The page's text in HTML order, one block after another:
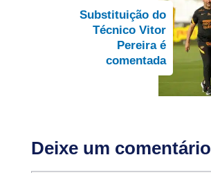
Substituição do
Técnico Vitor
Pereira é
comentada
Deixe um comentário